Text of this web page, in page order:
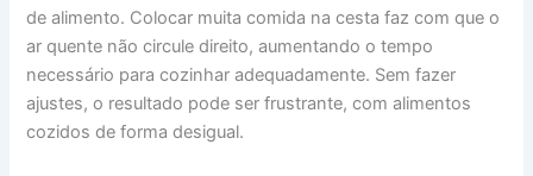
de alimento. Colocar muita comida na cesta faz com que o
ar quente não circule direito, aumentando o tempo
necessário para cozinhar adequadamente. Sem fazer
ajustes, o resultado pode ser frustrante, com alimentos
cozidos de forma desigual.